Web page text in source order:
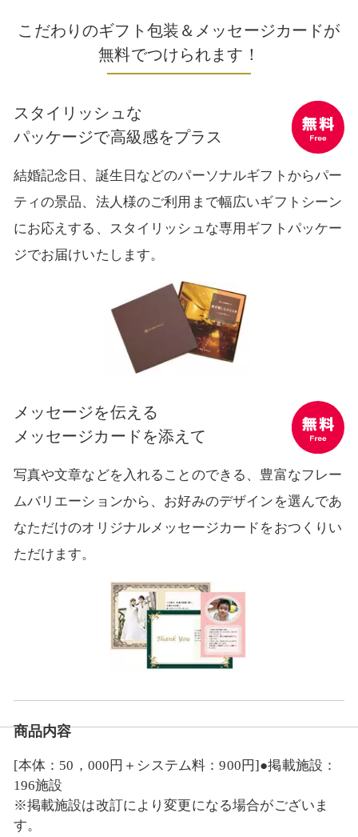
こだわりのギフト包装＆メッセージカードが
無料でつけられます！
スタイリッシュな
パッケージで高級感をプラス
無料 Free
結婚記念日、誕生日などのパーソナルギフトからパー
ティの景品、法人様のご利用まで幅広いギフトシーン
にお応えする、
スタイリッシュな専用ギフトパッケー
ジでお届けいたします。
メッセージを伝える
メッセージカードを添えて
無料 Free
写真や文章などを入れることのできる、 豊富なフレー
ムバリエーションから、お好みのデザインを選んであ
なただけのオリジナルメッセージカードをおつくりい
ただけます。
リンベルの体験ギフト ご利用の流れ
商品内容
[本体：50，000円＋システム料：900円]●掲載施設：
196施設
※掲載施設は改訂により変更になる場合がございま
す。